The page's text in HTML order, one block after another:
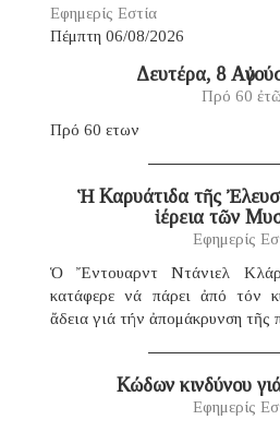
Εφημερίς Εστία
Πέμπτη 06/08/2026
Δευτέρα, 8
Πρό 60
Πρό 60 ετων
Ἡ Καρυάτιδα τῆς
ἱέρεια τῶν
Εφημερίς
Ὁ Ἔντουαρντ Ντάνιελ
κατάφερε νά πάρει ἀπό τόν
ἄδεια γιά τήν ἀπομάκρυνση τῆς
Κώδων κινδύνου
Εφημερίς